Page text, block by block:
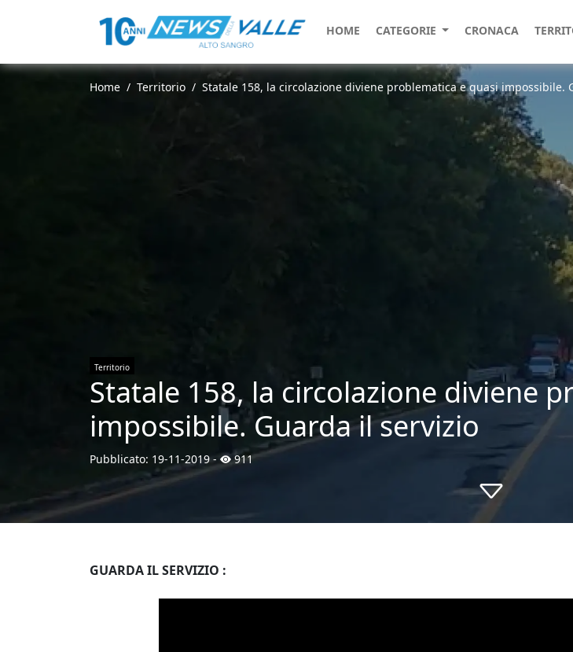
HOME CATEGORIE CRONACA
Home Territorio Statale 158, la circolazione diviene problematica e quasi impossibile.
Territorio
Statale 158, la circolazione diviene
impossibile. Guarda il servizio
Pubblicato: 19-11-2019 - 911
GUARDA IL SERVIZIO :